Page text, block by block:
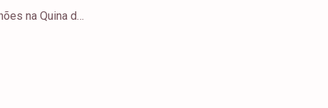
Sul-mato-grossense fatura R$ 19 milhões na Quina de São João